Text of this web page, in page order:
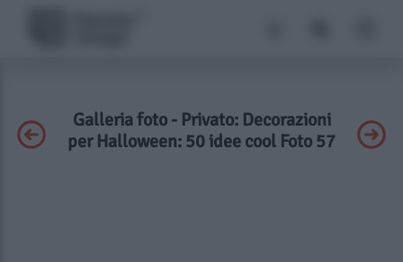
Galleria foto - Privato: Decorazioni
per Halloween: 50 idee cool Foto 57